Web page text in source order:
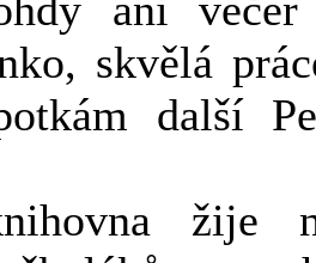
skvělá
další
žije